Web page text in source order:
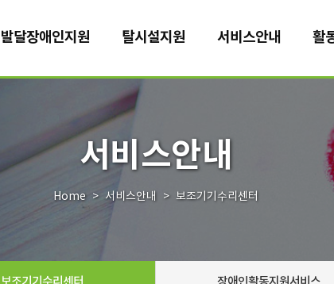
발달장애인지원 탈시설지원 서비스안내 활
서비스안내
Home 서비스안내 보조기기수리센터